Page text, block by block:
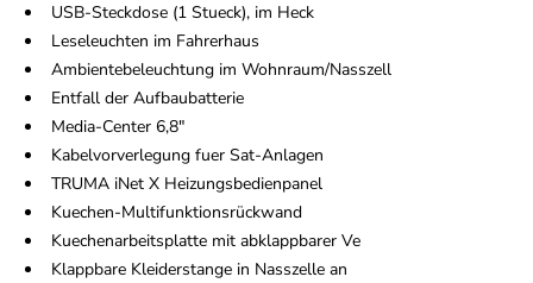
USB-Steckdose (1 Stueck), im Heck
Leseleuchten im Fahrerhaus
Ambientebeleuchtung im Wohnraum/Nasszell
Entfall der Aufbaubatterie
Media-Center 6,8"
Kabelvorverlegung fuer Sat-Anlagen
TRUMA iNet X Heizungsbedienpanel
Kuechen-Multifunktionsrückwand
Kuechenarbeitsplatte mit abklappbarer Ve
Klappbare Kleiderstange in Nasszelle an